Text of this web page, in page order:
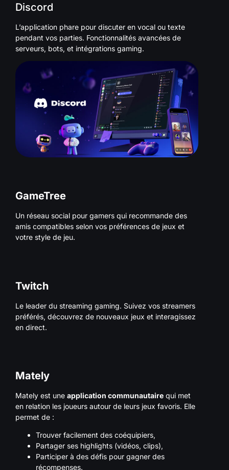
Discord
L’application phare pour discuter en vocal ou texte
pendant vos parties. Fonctionnalités avancées de
serveurs, bots, et intégrations gaming.
GameTree
Un réseau social pour gamers qui recommande des
amis compatibles selon vos préférences de jeux et
votre style de jeu.
Twitch
Le leader du streaming gaming. Suivez vos streamers
préférés, découvrez de nouveaux jeux et interagissez
en direct.
Mately
Mately est une application communautaire qui met
en relation les joueurs autour de leurs jeux favoris. Elle
permet de :
Trouver facilement des coéquipiers,
Partager ses highlights (vidéos, clips),
Participer à des défis pour gagner des
récompenses.